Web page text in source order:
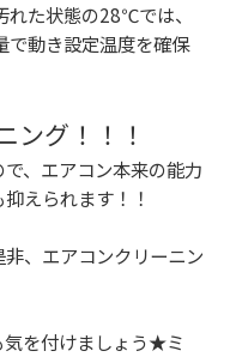
た状態の28℃では、
動き設定温度を確保
ング！！！
、エアコン本来の能力
えられます！！
、エアコンクリーニン
気を付けましょう★ミ